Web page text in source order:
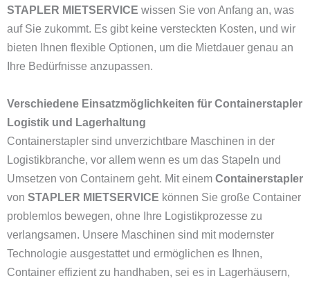
STAPLER MIETSERVICE wissen Sie von Anfang an, was
auf Sie zukommt. Es gibt keine versteckten Kosten, und wir
bieten Ihnen flexible Optionen, um die Mietdauer genau an
Ihre Bedürfnisse anzupassen.
Verschiedene Einsatzmöglichkeiten für Containerstapler
Logistik und Lagerhaltung
Containerstapler sind unverzichtbare Maschinen in der
Logistikbranche, vor allem wenn es um das Stapeln und
Umsetzen von Containern geht. Mit einem Containerstapler
von STAPLER MIETSERVICE können Sie große Container
problemlos bewegen, ohne Ihre Logistikprozesse zu
verlangsamen. Unsere Maschinen sind mit modernster
Technologie ausgestattet und ermöglichen es Ihnen,
Container effizient zu handhaben, sei es in Lagerhäusern,